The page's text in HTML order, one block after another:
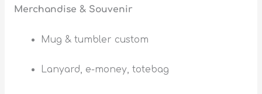
Merchandise & Souvenir
Mug & tumbler custom
Lanyard, e-money, totebag